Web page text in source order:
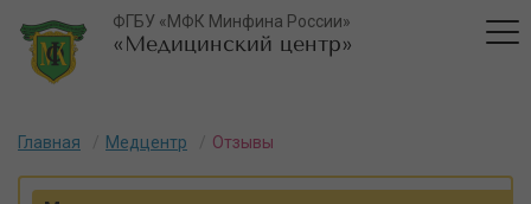
ФГБУ «МФК Минфина России»
«Медицинский центр»
Главная Медцентр Отзывы